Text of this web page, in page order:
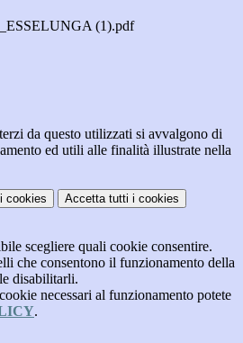
(1).pdf
da questo utilizzati si avvalgono di
ed utili alle finalità illustrate nella
i cookies Accetta tutti i cookies
scegliere quali cookie consentire.
che consentono il funzionamento della
disabilitarli.
necessari al funzionamento potete
.